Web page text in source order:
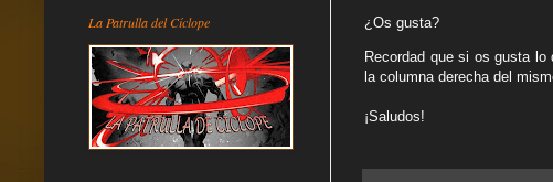
¿Os gusta?
Recordad que si os gusta
la columna derecha del
¡Saludos!
La Patrulla del Cíclope